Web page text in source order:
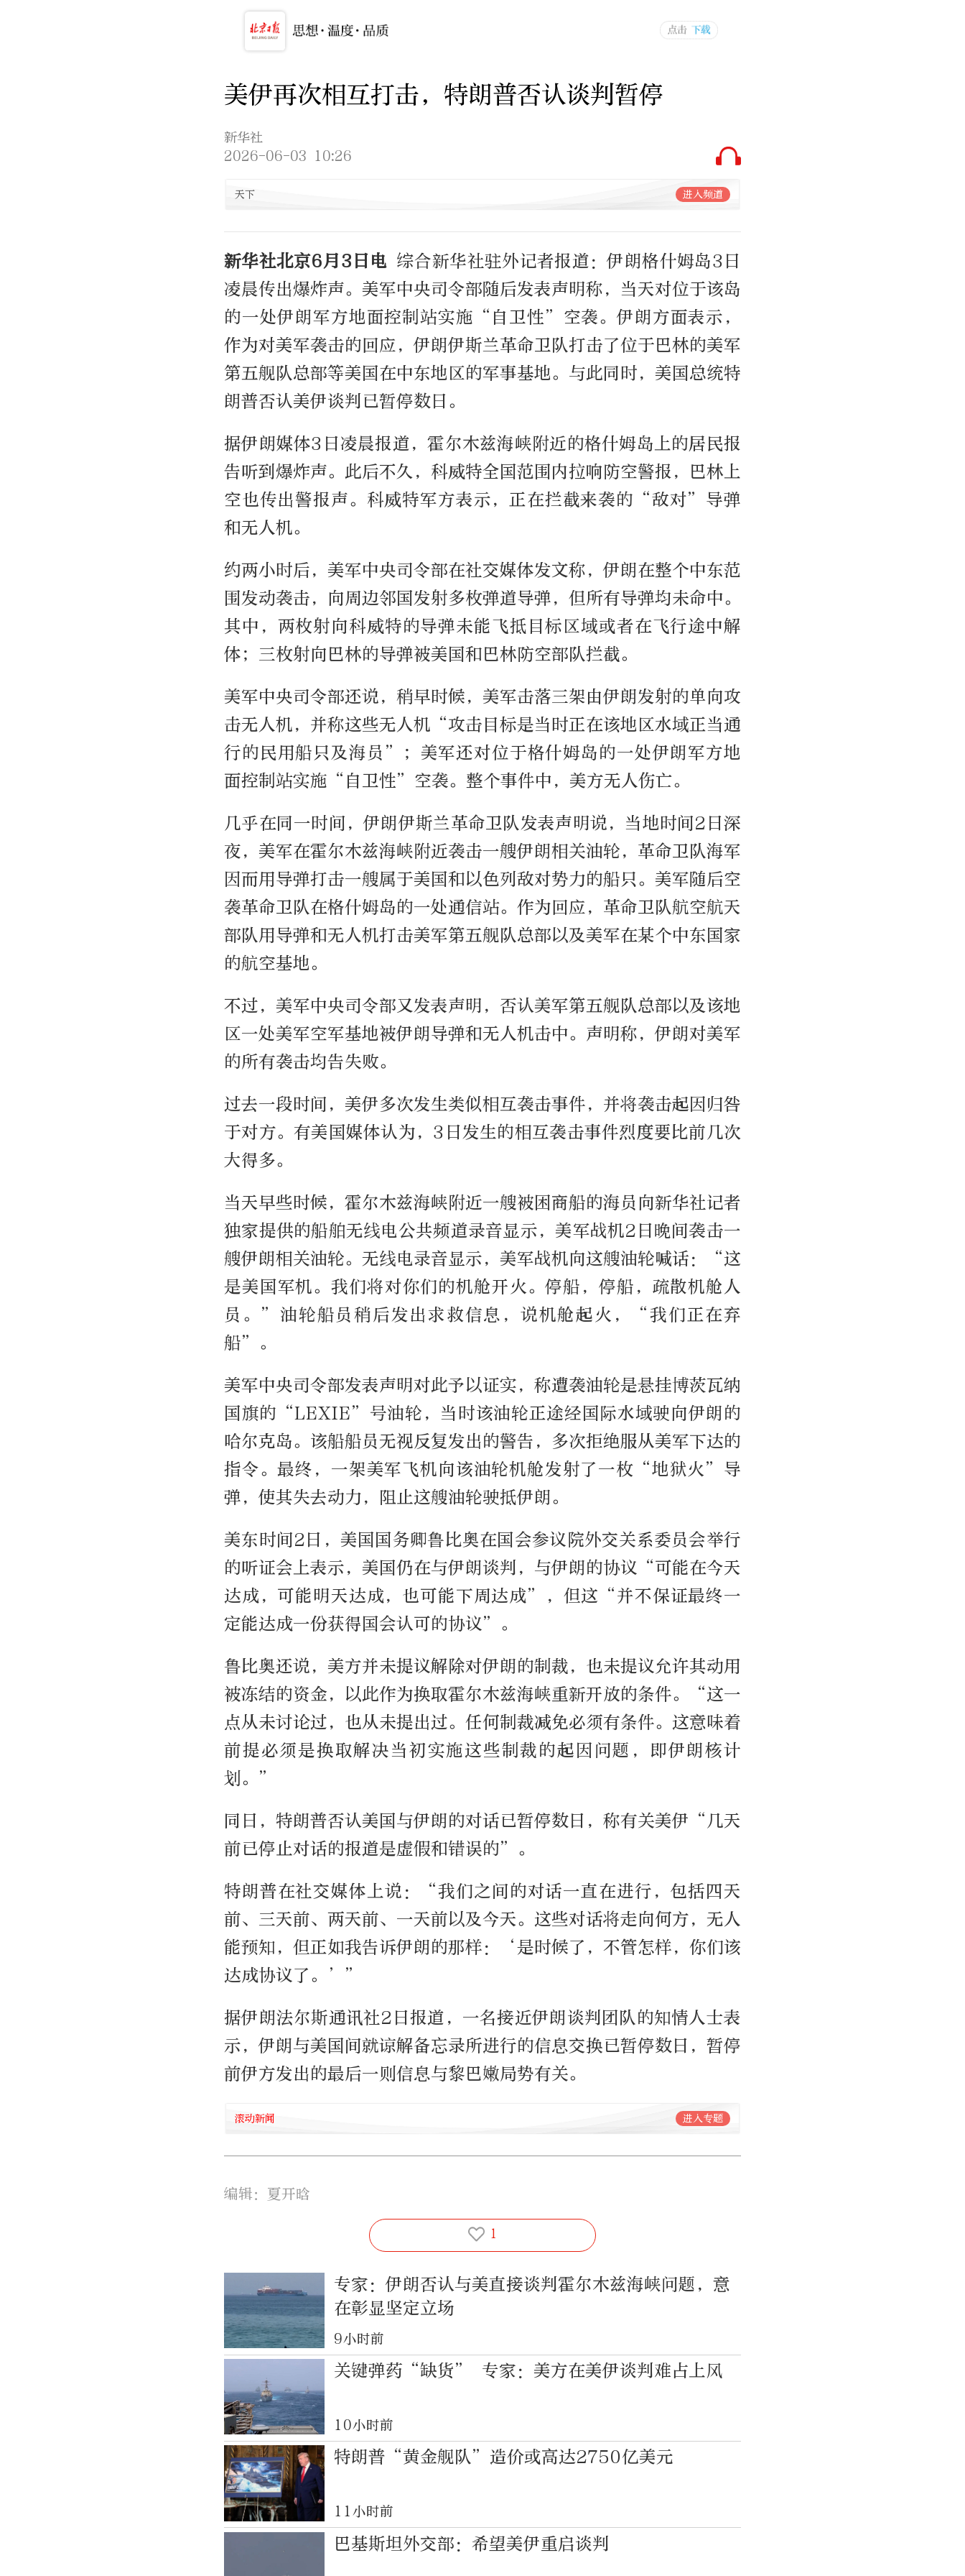
美伊再次相互打击，特朗普否认谈判暂停
新华社
2026-06-03 10:26
天下 进入频道
新华社北京6月3日电 综合新华社驻外记者报道：伊朗格什姆岛3日
凌晨传出爆炸声。美军中央司令部随后发表声明称，当天对位于该岛
的一处伊朗军方地面控制站实施“自卫性”空袭。伊朗方面表示，
作为对美军袭击的回应，伊朗伊斯兰革命卫队打击了位于巴林的美军
第五舰队总部等美国在中东地区的军事基地。与此同时，美国总统特
朗普否认美伊谈判已暂停数日。
据伊朗媒体3日凌晨报道，霍尔木兹海峡附近的格什姆岛上的居民报
告听到爆炸声。此后不久，科威特全国范围内拉响防空警报，巴林上
空也传出警报声。科威特军方表示，正在拦截来袭的“敌对”导弹
和无人机。
约两小时后，美军中央司令部在社交媒体发文称，伊朗在整个中东范
围发动袭击，向周边邻国发射多枚弹道导弹，但所有导弹均未命中。
其中，两枚射向科威特的导弹未能飞抵目标区域或者在飞行途中解
体；三枚射向巴林的导弹被美国和巴林防空部队拦截。
美军中央司令部还说，稍早时候，美军击落三架由伊朗发射的单向攻
击无人机，并称这些无人机“攻击目标是当时正在该地区水域正当通
行的民用船只及海员”；美军还对位于格什姆岛的一处伊朗军方地
面控制站实施“自卫性”空袭。整个事件中，美方无人伤亡。
几乎在同一时间，伊朗伊斯兰革命卫队发表声明说，当地时间2日深
夜，美军在霍尔木兹海峡附近袭击一艘伊朗相关油轮，革命卫队海军
因而用导弹打击一艘属于美国和以色列敌对势力的船只。美军随后空
袭革命卫队在格什姆岛的一处通信站。作为回应，革命卫队航空航天
部队用导弹和无人机打击美军第五舰队总部以及美军在某个中东国家
的航空基地。
不过，美军中央司令部又发表声明，否认美军第五舰队总部以及该地
区一处美军空军基地被伊朗导弹和无人机击中。声明称，伊朗对美军
的所有袭击均告失败。
过去一段时间，美伊多次发生类似相互袭击事件，并将袭击起因归咎
于对方。有美国媒体认为，3日发生的相互袭击事件烈度要比前几次
大得多。
当天早些时候，霍尔木兹海峡附近一艘被困商船的海员向新华社记者
独家提供的船舶无线电公共频道录音显示，美军战机2日晚间袭击一
艘伊朗相关油轮。无线电录音显示，美军战机向这艘油轮喊话：“这
是美国军机。我们将对你们的机舱开火。停船，停船，疏散机舱人
员。”油轮船员稍后发出求救信息，说机舱起火，“我们正在弃
船”。
美军中央司令部发表声明对此予以证实，称遭袭油轮是悬挂博茨瓦纳
国旗的“LEXIE”号油轮，当时该油轮正途经国际水域驶向伊朗的
哈尔克岛。该船船员无视反复发出的警告，多次拒绝服从美军下达的
指令。最终，一架美军飞机向该油轮机舱发射了一枚“地狱火”导
弹，使其失去动力，阻止这艘油轮驶抵伊朗。
美东时间2日，美国国务卿鲁比奥在国会参议院外交关系委员会举行
的听证会上表示，美国仍在与伊朗谈判，与伊朗的协议“可能在今天
达成，可能明天达成，也可能下周达成”，但这“并不保证最终一
定能达成一份获得国会认可的协议”。
鲁比奥还说，美方并未提议解除对伊朗的制裁，也未提议允许其动用
被冻结的资金，以此作为换取霍尔木兹海峡重新开放的条件。“这一
点从未讨论过，也从未提出过。任何制裁减免必须有条件。这意味着
前提必须是换取解决当初实施这些制裁的起因问题，即伊朗核计
划。”
同日，特朗普否认美国与伊朗的对话已暂停数日，称有关美伊“几天
前已停止对话的报道是虚假和错误的”。
特朗普在社交媒体上说：“我们之间的对话一直在进行，包括四天
前、三天前、两天前、一天前以及今天。这些对话将走向何方，无人
能预知，但正如我告诉伊朗的那样：‘是时候了，不管怎样，你们该
达成协议了。’”
据伊朗法尔斯通讯社2日报道，一名接近伊朗谈判团队的知情人士表
示，伊朗与美国间就谅解备忘录所进行的信息交换已暂停数日，暂停
前伊方发出的最后一则信息与黎巴嫩局势有关。
滚动新闻 进入专题
编辑：夏开晗
1
专家：伊朗否认与美直接谈判霍尔木兹海峡问题，意
在彰显坚定立场
9小时前
关键弹药“缺货” 专家：美方在美伊谈判难占上风
10小时前
特朗普“黄金舰队”造价或高达2750亿美元
11小时前
巴基斯坦外交部：希望美伊重启谈判